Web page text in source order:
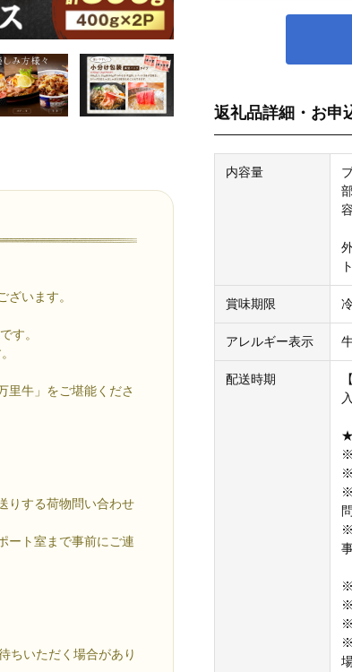
います。
す。
里牛」をご堪能くださ
りする荷物問い合わせ
ート室まで事前にご連
ちいただく場合があり
返礼品詳細・お申
内容量
賞味期限
アレルギー表示
配送時期
★